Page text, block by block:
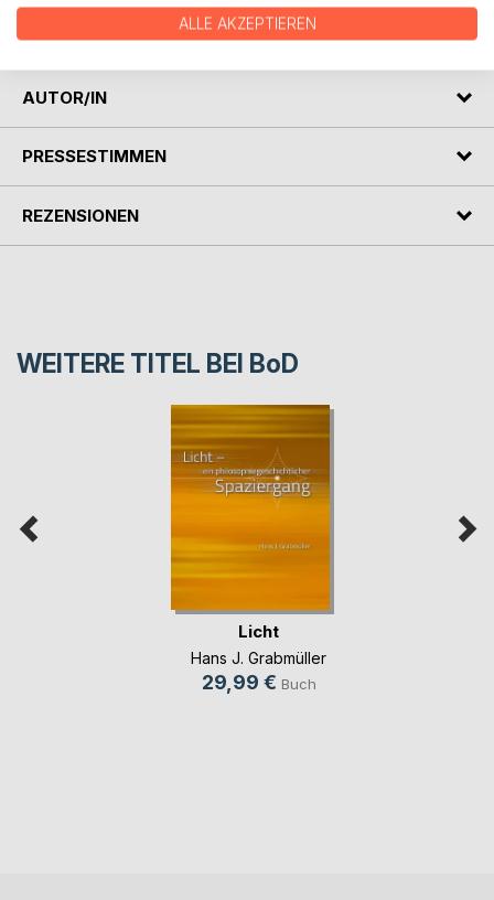
Erfahrung, bringt sie uns die Möglichkeiten von
Persönlichkeitsentwicklung und Potenzialentfaltung näher.
AUTOR/IN
PRESSESTIMMEN
REZENSIONEN
WEITERE TITEL BEI BoD
Licht
Hans J. Grabmüller
29,99 € Buch
ALLE AKZEPTIEREN